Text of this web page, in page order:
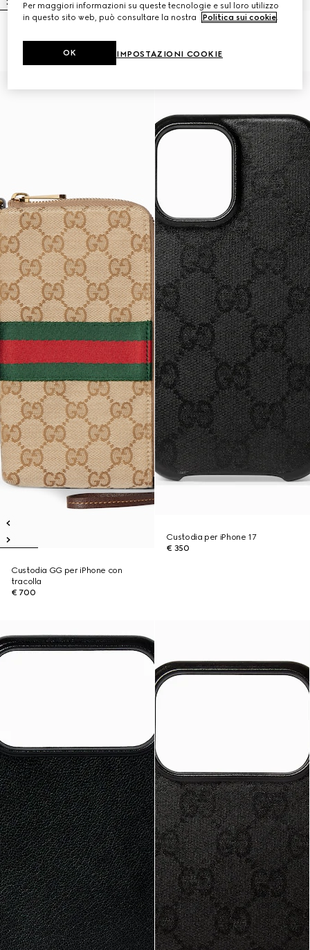
€ 350
Custodia GG per iPhone con
tracolla
€ 700
Custodia per iPhone 17
€ 350
Per maggiori informazioni su queste tecnologie e sul loro utilizzo
in questo sito web, può consultare la nostra
Politica sui cookie.
IMPOSTAZIONI COOKIE
OK